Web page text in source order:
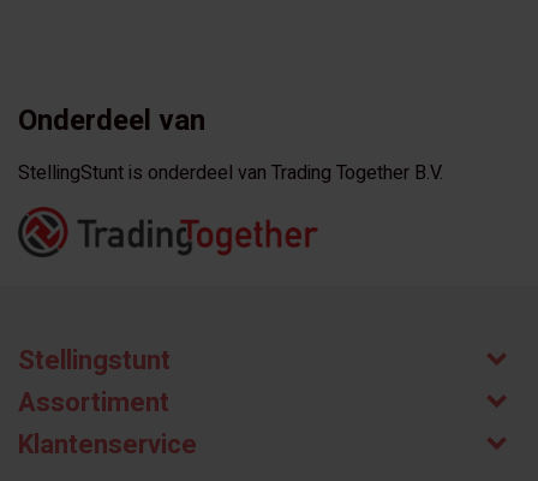
Onderdeel van
StellingStunt is onderdeel van Trading Together B.V.
Stellingstunt
Assortiment
Klantenservice